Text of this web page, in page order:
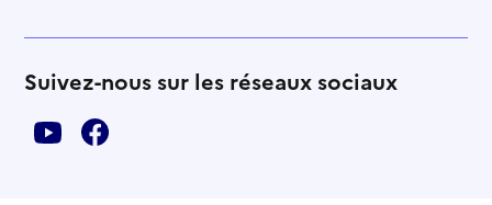
Suivez-nous sur les réseaux sociaux